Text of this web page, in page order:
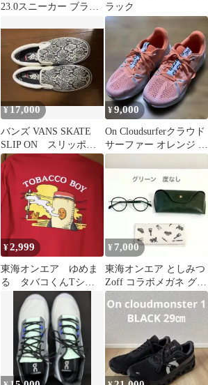
23.0スニーカー ブラッ
ラック
¥17,000
バンズ VANS SKATE
SLIP ON スリッポン
HOCKEY パイソン
¥9,000
On Cloudsurferクラウド
サーファー オレンジ ラ
ンニングシューズ
¥2,999
東海オンエア ゆめま
る タバコくんTシャ
¥ 7,000
東海オンエア としみつ
Zoff コラボメガネ グリ
ーン 度なし